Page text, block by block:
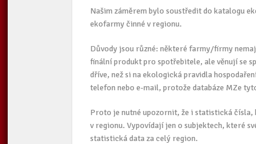
Našim záměrem bylo soustředit do katalogu
ekofarmy činné v regionu.
Důvody jsou různé: některé farmy/firmy
finální produkt pro spotřebitele, ale věnují se
dříve, než si na ekologická pravidla
telefon nebo e-mail, protože databáze MZe
Proto je nutné upozornit, že i statistická čísla,
v regionu. Vypovídají jen o subjektech, které
statistická data za celý region.